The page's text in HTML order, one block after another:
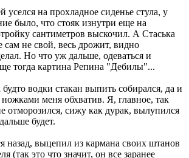
уселся на прохладное сиденье стула, у
было, что стояк изнутри еще на
сантиметров выскочил. А Стаська
сам не свой, весь дрожит, видно
Но что уж дальше, одеваться и
тогда картина Репина "Дебилы"...
водки стакан выпить собирался, да и
меня обхватив. Я, главное, так
отморозился, сижу как дурак, вылупился
будет.
назад, выцепил из кармана своих штанов
(так это что значит, он все заранее